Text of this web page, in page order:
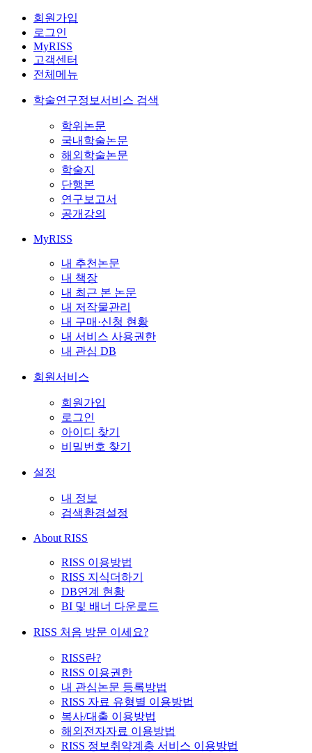
회원가입
로그인
MyRISS
고객센터
전체메뉴
학술연구정보서비스 검색
학위논문
국내학술논문
해외학술논문
학술지
단행본
연구보고서
공개강의
MyRISS
내 추천논문
내 책장
내 최근 본 논문
내 저작물관리
내 구매·신청 현황
내 서비스 사용권한
내 관심 DB
회원서비스
회원가입
로그인
아이디 찾기
비밀번호 찾기
설정
내 정보
검색환경설정
About RISS
RISS 이용방법
RISS 지식더하기
DB연계 현황
BI 및 배너 다운로드
RISS 처음 방문 이세요?
RISS란?
RISS 이용권한
내 관심논문 등록방법
RISS 자료 유형별 이용방법
복사/대출 이용방법
해외전자자료 이용방법
RISS 정보취약계층 서비스 이용방법